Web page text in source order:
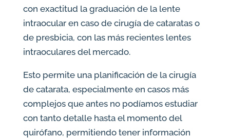
con exactitud la graduación de la lente
intraocular en caso de cirugía de cataratas o
de presbicia, con las más recientes lentes
intraoculares del mercado.
Esto permite una planificación de la cirugía
de catarata, especialmente en casos más
complejos que antes no podíamos estudiar
con tanto detalle hasta el momento del
quirófano, permitiendo tener información